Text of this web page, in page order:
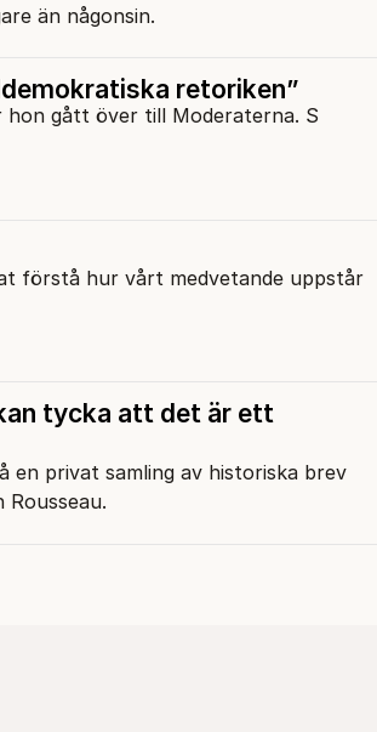
än någonsin.
retoriken”
hon gått över till Moderaterna. S
förstå hur vårt medvetande uppstår
tycka att det är ett
privat samling av historiska brev